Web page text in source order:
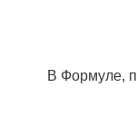
В Формуле,